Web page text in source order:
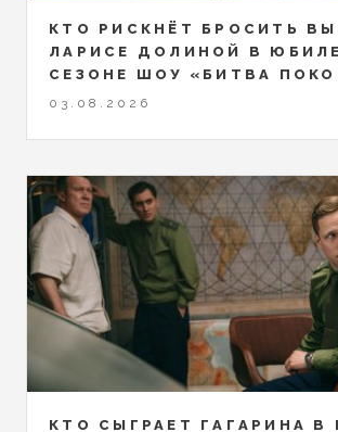
КТО РИСКНЁТ БРОСИТЬ
ЛАРИСЕ ДОЛИНОЙ В
СЕЗОНЕ ШОУ «БИТВА
03.08.2026
КТО СЫГРАЕТ ГАГАРИНА В